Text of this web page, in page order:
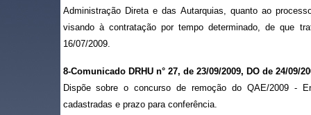
Administração Direta e das Autarquias, quanto ao
visando à contratação por tempo determinado, de que
16/07/2009.
8-Comunicado DRHU n° 27, de 23/09/2009, DO de 24/09/
Dispõe sobre o concurso de remoção do QAE/2009 -
cadastradas e prazo para conferência.